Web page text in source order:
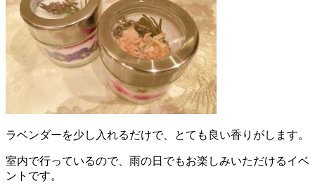
ラベンダーを少し入れるだけで、とても良い香りがします。
室内で行っているので、雨の日でもお楽しみいただけるイベ
ントです。